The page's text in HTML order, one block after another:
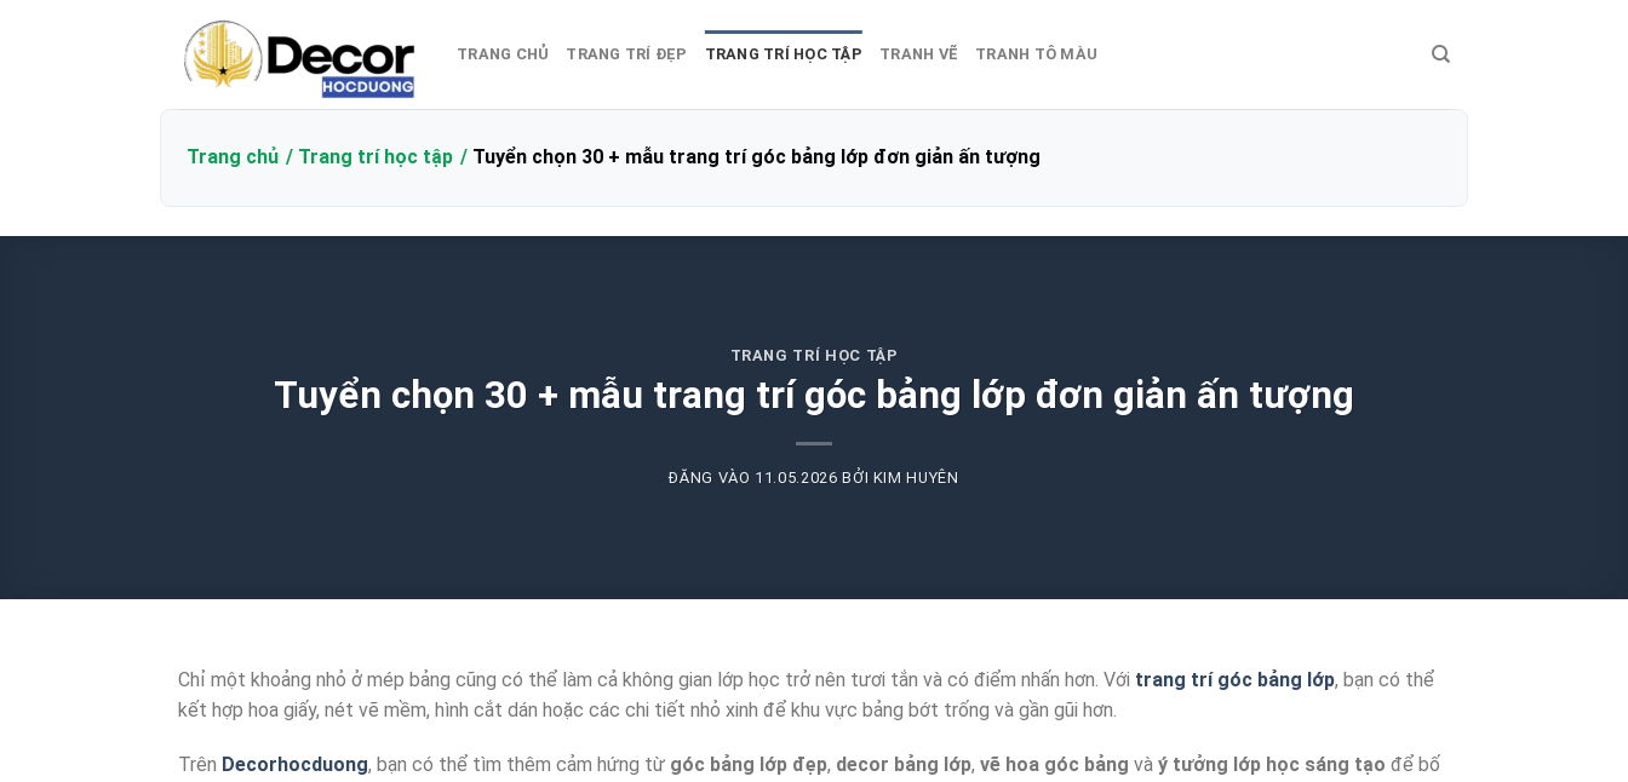
TRANG CHỦ TRANG TRÍ ĐẸP TRANG TRÍ HỌC TẬP TRANH VẼ TRANH TÔ MÀU
Trang chủ Trang trí học tập Tuyển chọn 30 + mẫu trang trí góc bảng lớp đơn giản ấn tượng
TRANG TRÍ HỌC TẬP
Tuyển chọn 30 + mẫu trang trí góc bảng lớp đơn giản ấn tượng
ĐĂNG VÀO 11.05.2026 BỞI KIM HUYÊN
Chỉ một khoảng nhỏ ở mép bảng cũng có thể làm cả không gian lớp học trở nên tươi tắn và có điểm nhấn hơn. Với trang trí góc bảng lớp, bạn có thể
kết hợp hoa giấy, nét vẽ mềm, hình cắt dán hoặc các chi tiết nhỏ xinh để khu vực bảng bớt trống và gần gũi hơn.
Trên Decorhocduong, bạn có thể tìm thêm cảm hứng từ góc bảng lớp đẹp, decor bảng lớp, vẽ hoa góc bảng và ý tưởng lớp học sáng tạo để bố